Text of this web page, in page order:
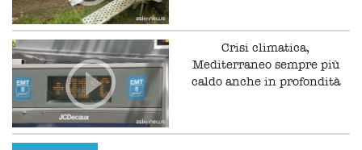
Crisi climatica,
Mediterraneo sempre più
caldo anche in profondità